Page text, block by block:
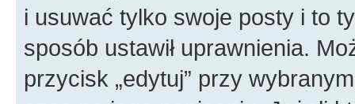
i usuwać tylko swoje posty i to
sposób ustawił uprawnienia.
przycisk „edytuj” przy